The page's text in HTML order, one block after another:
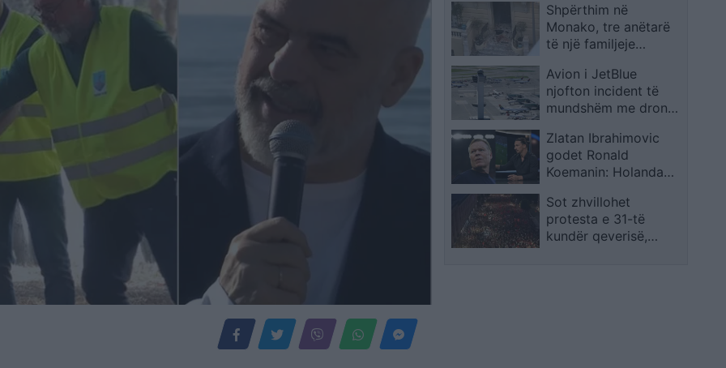
shpërthen në lot teksa
i mbështet
Shpërthim në
Monako, tre anëtarë
të një familjeje
plagosur; autoritetet
verifikojnë pistën
terroriste
Avion i JetBlue
njofton incident të
mundshëm me dron
në JFK
Zlatan Ibrahimovic
godet Ronald
Koemanin: Holanda
identitetin e saj
Sot zhvillohet
protesta e 31-të
kundër qeverisë,